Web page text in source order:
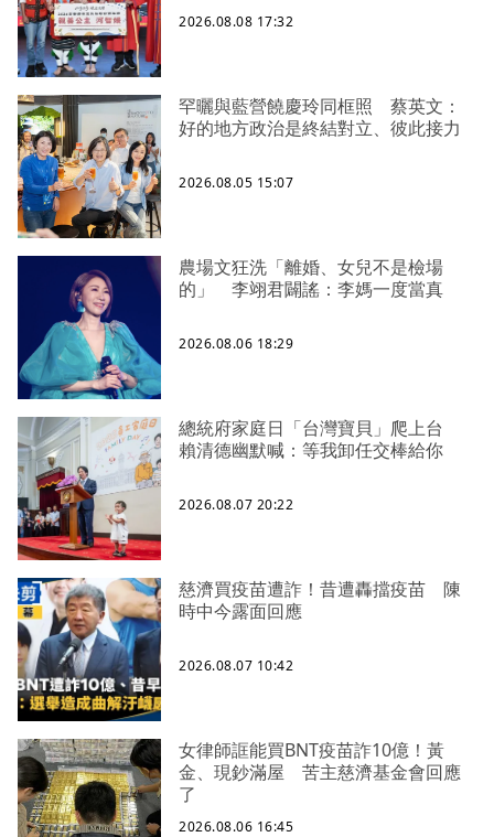
2026.08.08 17:32
罕曬與藍營饒慶玲同框照 蔡英文：
好的地方政治是終結對立、彼此接力
2026.08.05 15:07
農場文狂洗「離婚、女兒不是檢場
的」 李翊君闢謠：李媽一度當真
2026.08.06 18:29
總統府家庭日「台灣寶貝」爬上台
賴清德幽默喊：等我卸任交棒給你
2026.08.07 20:22
慈濟買疫苗遭詐！昔遭轟擋疫苗 陳
時中今露面回應
2026.08.07 10:42
女律師誆能買BNT疫苗詐10億！黃
金、現鈔滿屋 苦主慈濟基金會回應
了
2026.08.06 16:45